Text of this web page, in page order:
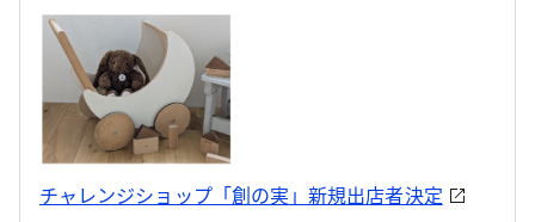
チャレンジショップ「創の実」新規出店者決定